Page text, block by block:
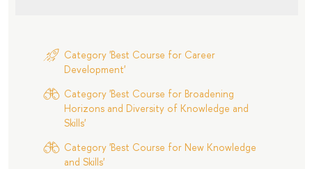
Category 'Best Course for Career
Development'
Category 'Best Course for Broadening
Horizons and Diversity of Knowledge and
Skills'
Category 'Best Course for New Knowledge
and Skills'